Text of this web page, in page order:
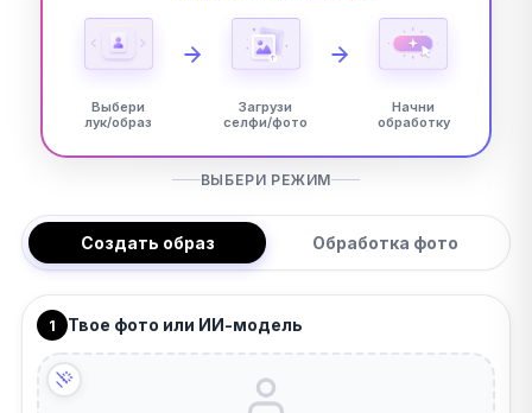
Выбери
лук/образ
Загрузи
селфи/фото
Начни
обработку
ВЫБЕРИ РЕЖИМ
Создать образ Обработка фото
1 Твое фото или ИИ-модель